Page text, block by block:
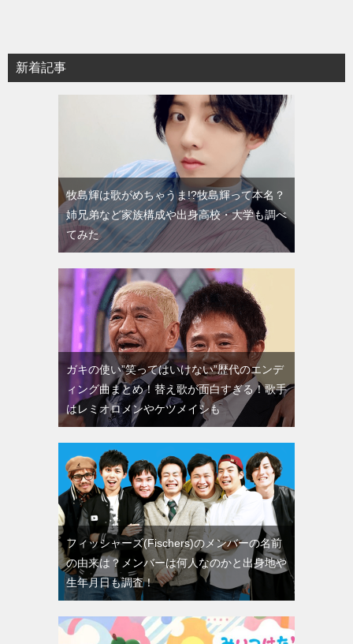
新着記事
牧島輝は歌がめちゃうま!?牧島輝って本名？
姉兄弟など家族構成や出身高校・大学も調べ
てみた
ガキの使い”笑ってはいけない”歴代のエンデ
ィング曲まとめ！替え歌が面白すぎる！歌手
はレミオロメンやケツメイシも
フィッシャーズ(Fischers)のメンバーの名前
の由来は？メンバーは何人なのかと出身地や
生年月日も調査！